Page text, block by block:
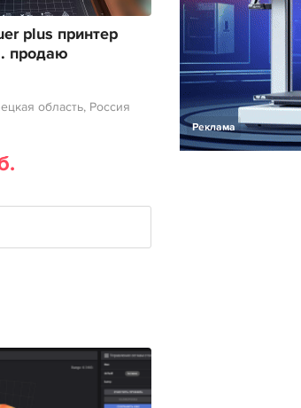
plus принтер
продаю
область, Россия
Реклама